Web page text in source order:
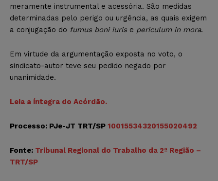
meramente instrumental e acessória. São medidas
determinadas pelo perigo ou urgência, as quais exigem
a conjugação do fumus boni iurise periculum in mora.
Em virtude da argumentação exposta no voto, o
sindicato-autor teve seu pedido negado por
unanimidade.
Leia a íntegra do Acórdão.
Processo: PJe-JT TRT/SP 10015534320155020492
Fonte: Tribunal Regional do Trabalho da 2ª Região –
TRT/SP